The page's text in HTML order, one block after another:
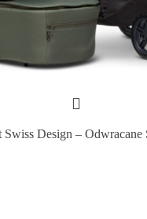
Design – Odwracane